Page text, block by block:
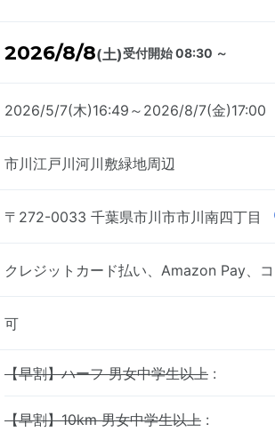
2026/8/8(土)受付開始 08:30 ～
2026/5/7(木)16:49～2026/8/7(金)17:00
市川江戸川河川敷緑地周辺
〒272-0033 千葉県市川市市川南四丁目
クレジットカード払い、Amazon Pay、
可
【早割】ハーフ 男女中学生以上 :
【早割】10km 男女中学生以上 :